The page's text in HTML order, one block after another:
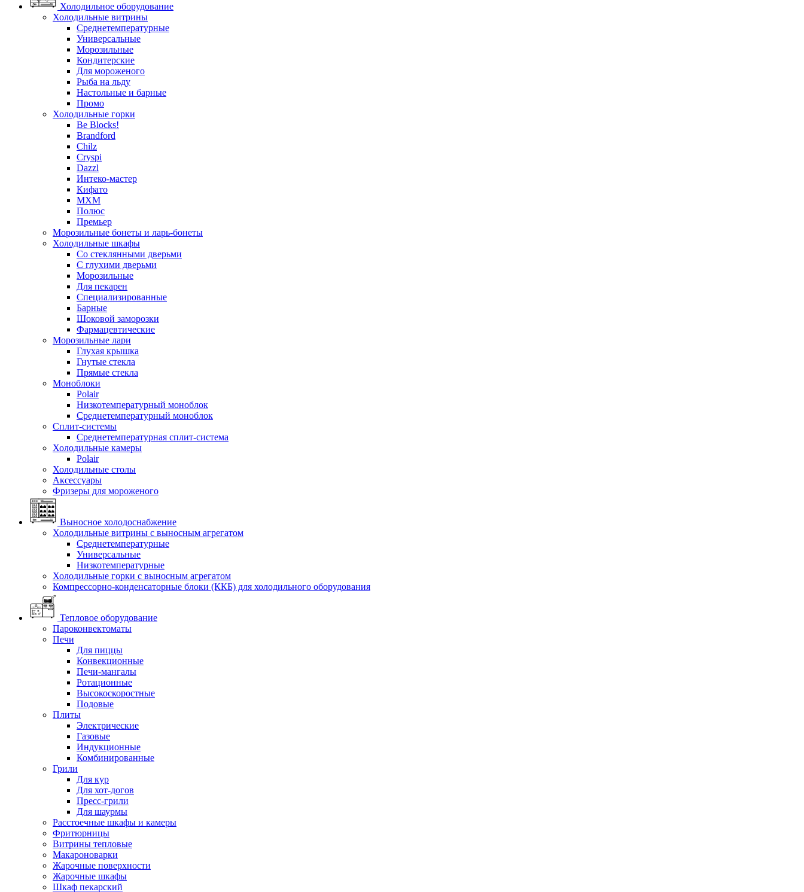
Холодильное оборудование
Холодильные витрины
Среднетемпературные
Универсальные
Морозильные
Кондитерские
Для мороженого
Рыба на льду
Настольные и барные
Промо
Холодильные горки
Be Blocks!
Brandford
Chilz
Cryspi
Dazzl
Интеко-мастер
Кифато
МХМ
Полюс
Премьер
Морозильные бонеты и ларь-бонеты
Холодильные шкафы
Со стеклянными дверьми
С глухими дверьми
Морозильные
Для пекарен
Специализированные
Барные
Шоковой заморозки
Фармацевтические
Морозильные лари
Глухая крышка
Гнутые стекла
Прямые стекла
Моноблоки
Polair
Низкотемпературный моноблок
Среднетемпературный моноблок
Сплит-системы
Среднетемпературная сплит-система
Холодильные камеры
Polair
Холодильные столы
Аксессуары
Фризеры для мороженого
Выносное холодоснабжение
Холодильные витрины с выносным агрегатом
Среднетемпературные
Универсальные
Низкотемпературные
Холодильные горки с выносным агрегатом
Компрессорно-конденсаторные блоки (ККБ) для холодильного оборудования
Тепловое оборудование
Пароконвектоматы
Печи
Для пиццы
Конвекционные
Печи-мангалы
Ротационные
Высокоскоростные
Подовые
Плиты
Электрические
Газовые
Индукционные
Комбинированные
Грили
Для кур
Для хот-догов
Пресс-грили
Для шаурмы
Расстоечные шкафы и камеры
Фритюрницы
Витрины тепловые
Макароноварки
Жарочные поверхности
Жарочные шкафы
Шкаф пекарский